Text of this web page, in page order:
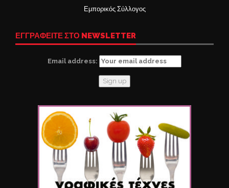
Εμπορικός Σύλλογος
ΕΓΓΡΑΦΕΙΤΕ ΣΤΟ NEWSLETTER
Email address: